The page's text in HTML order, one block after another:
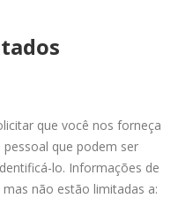
que você nos forneça
que podem ser
lo. Informações de
não estão limitadas a: